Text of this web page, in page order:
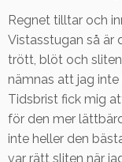
Regnet tilltar och
Vistasstugan så är
trött, blöt och
nämnas att jag
Tidsbrist fick mig
för den mer
inte heller den
var rätt sliten när